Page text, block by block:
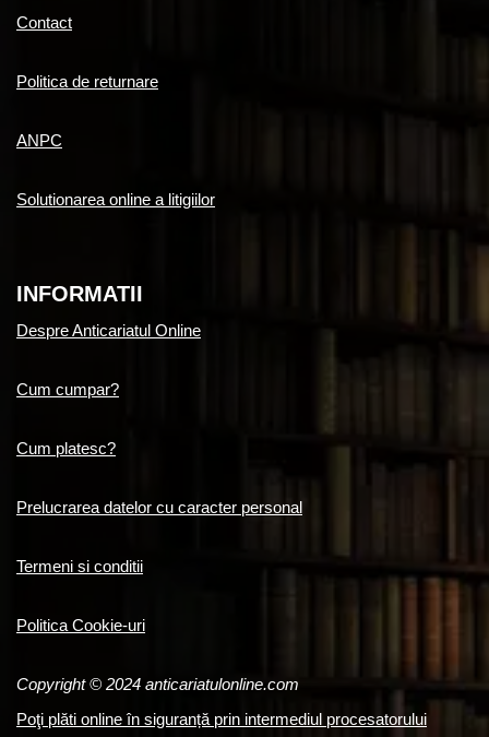
Contact
Politica de returnare
ANPC
Solutionarea online a litigiilor
INFORMATII
Despre Anticariatul Online
Cum cumpar?
Cum platesc?
Prelucrarea datelor cu caracter personal
Termeni si conditii
Politica Cookie-uri
Copyright © 2024 anticariatulonline.com
Poţi plăti online în siguranță prin intermediul procesatorului